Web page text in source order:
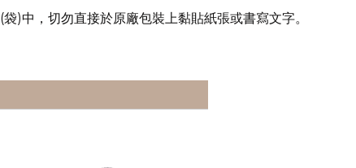
(袋)中，切勿直接於原廠包裝上黏貼紙張或書寫文字。